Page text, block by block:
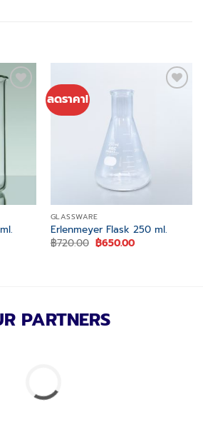
ลดราคา!
GLASSWARE
Erlenmeyer Flask 250 ml.
฿720.00 Original
price
฿650.00Current
PARTNERS